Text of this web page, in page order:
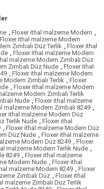
, Floxer ithal malzeme Modern ,
Floxer ithal malzeme Modern
Zımbalı Düz Terlik , Floxer ithal
, Floxer ithal malzeme Modern
malzeme Modern Zımbalı Düz
Zımbalı Düz Nude , Floxer ithal
, Floxer ithal malzeme Modern
Zımbalı Terlik , Floxer
, Floxer ithal malzeme Modern
Modern Zımbalı Terlik
Nude , Floxer ithal malzeme
malzeme Modern Zımbalı 8249 ,
ithal malzeme Modern Düz
Terlik Nude , Floxer ithal
, Floxer ithal malzeme Modern Düz
Düz Nude , Floxer ithal malzeme
Modern Düz 8249 , Floxer
malzeme Modern Terlik Nude ,
8249 , Floxer ithal malzeme
Modern Nude , Floxer ithal
malzeme Modern 8249 , Floxer
Zımbalı Düz , Floxer ithal
malzeme Zımbalı Düz Terlik